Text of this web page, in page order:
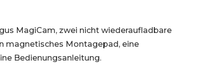
MagiCam, zwei nicht wiederaufladbare
magnetisches Montagepad, eine
Bedienungsanleitung.